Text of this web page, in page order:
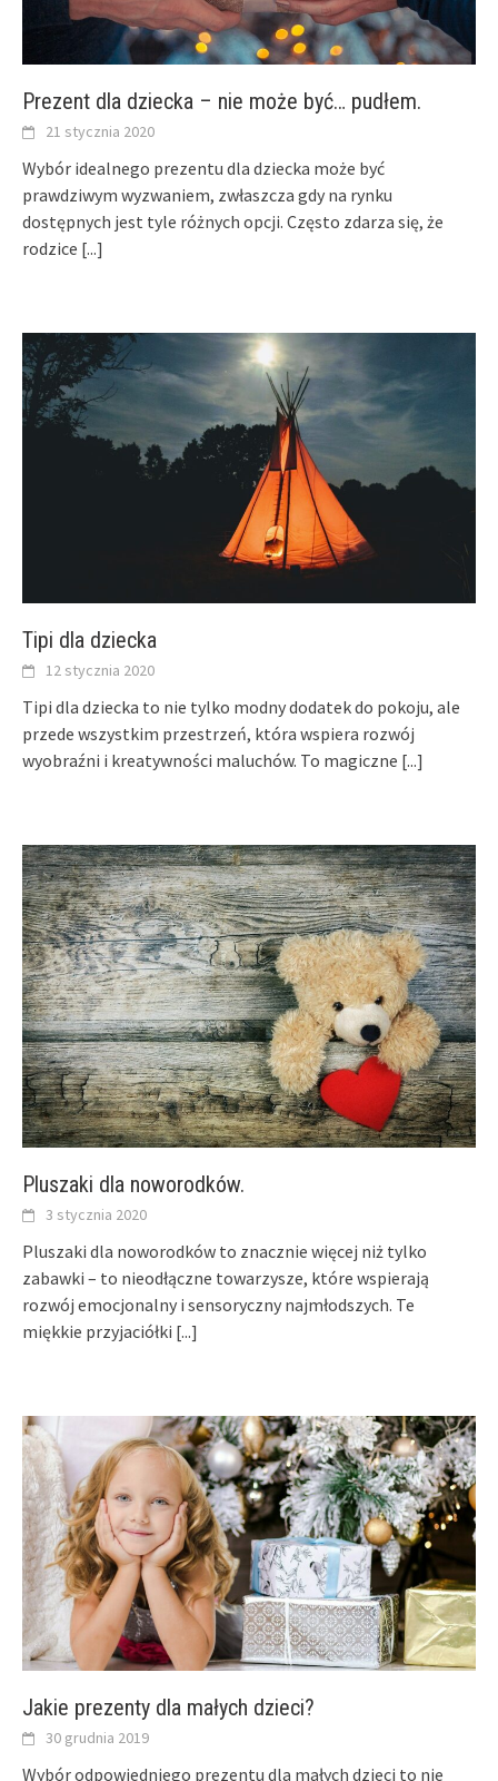
Prezent dla dziecka – nie może być… pudłem.
21 stycznia 2020
Wybór idealnego prezentu dla dziecka może być
prawdziwym wyzwaniem, zwłaszcza gdy na rynku
dostępnych jest tyle różnych opcji. Często zdarza się, że
rodzice [...]
Tipi dla dziecka
12 stycznia 2020
Tipi dla dziecka to nie tylko modny dodatek do pokoju, ale
przede wszystkim przestrzeń, która wspiera rozwój
wyobraźni i kreatywności maluchów. To magiczne [...]
Pluszaki dla noworodków.
3 stycznia 2020
Pluszaki dla noworodków to znacznie więcej niż tylko
zabawki – to nieodłączne towarzysze, które wspierają
rozwój emocjonalny i sensoryczny najmłodszych. Te
miękkie przyjaciółki [...]
Jakie prezenty dla małych dzieci?
30 grudnia 2019
Wybór odpowiedniego prezentu dla małych dzieci to nie